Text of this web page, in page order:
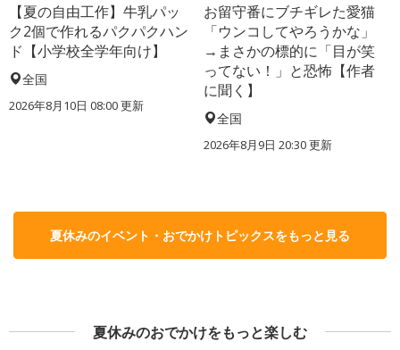
【夏の自由工作】牛乳パッ
ク2個で作れるパクパクハン
ド【小学校全学年向け】
全国
2026年8月10日 08:00更新
お留守番にブチギレた愛猫
「ウンコしてやろうかな」
→まさかの標的に「目が笑
ってない！」と恐怖【作者
に聞く】
全国
2026年8月9日 20:30更新
夏休みのイベント・おでかけトピックスをもっと見る
夏休みのおでかけをもっと楽しむ